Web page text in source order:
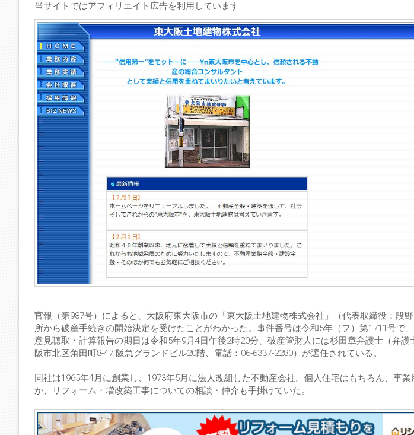
当サイトではアフィリエイト広告を利用しています
官報（第987号）によると、大阪府東大阪市の「東大阪土地建物株式会社」（代表取締役：段
所から破産手続きの開始決定を受けたことがわかった。事件番号は令和5年（フ）第1711号で
意見聴取・計算報告の期日は令和5年9月4日午後2時20分、破産管財人には杉田章弁護士（弁
阪市北区角田町8-47 阪急グランドビル20階、電話：06-6337-2280）が選任されている。
同社は1965年4月に創業し、1973年5月に法人改組した不動産会社。個人住宅はもちろん、事
か、リフォーム・増改築工事についての相談・仲介も手掛けていた。